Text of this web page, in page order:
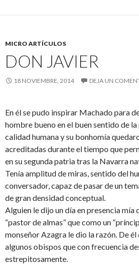
MICRO ARTÍCULOS
DON JAVIER
18 NOVIEMBRE, 2014 DEJA UN
En él se pudo inspirar Machado para
hombre bueno en el buen sentido de la
calidad humana y su bonhomía
acreditadas durante el tiempo que
en su segunda patria tras la Navarra
Tenía amplitud de miras, sentido del
conversador, capaz de pasar de un
de gran densidad conceptual.
Alguien le dijo un día en presencia mía
“pastor de almas” que como un
monseñor Azagra le dio la razón. De
algunos obispos que con frecuencia
estrepitosamente.